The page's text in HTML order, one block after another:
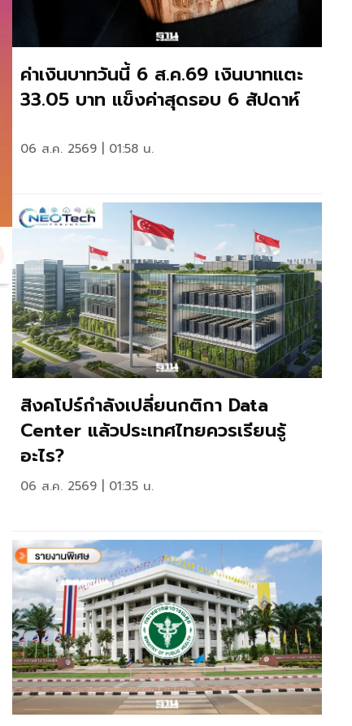
ค่าเงินบาทวันนี้ 6 ส.ค.69 เงินบาทแตะ
33.05 บาท แข็งค่าสุดรอบ 6 สัปดาห์
06 ส.ค. 2569 | 01:58 น.
สิงคโปร์กำลังเปลี่ยนกติกา Data
Center แล้วประเทศไทยควรเรียนรู้
อะไร?
06 ส.ค. 2569 | 01:35 น.